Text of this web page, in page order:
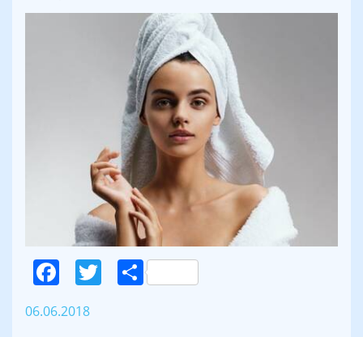
Facebook
Twitter
Поділитися
06.06.2018